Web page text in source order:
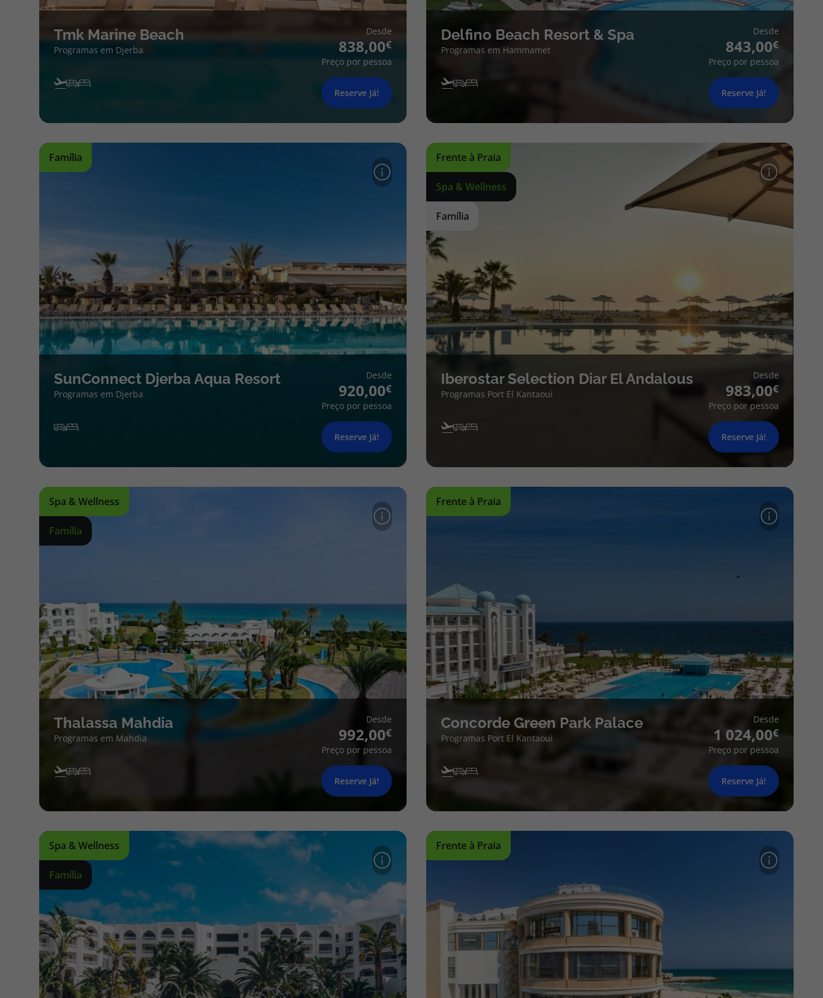
Tmk Marine Beach
Programas em Djerba
Desde
838,00
Preço por pessoa
Reserve Já!
Delfino Beach Resort & Spa
Programas em Hammamet
Desde
843,00
Preço por pessoa
Reserve Já!
Família
SunConnect Djerba Aqua Resort
Programas em Djerba
Desde
920,00
Preço por pessoa
Reserve Já!
Frente à Praia
Spa & Wellness
Família
Iberostar Selection Diar El Andalous
Programas Port El Kantaoui
Desde
983,00
Preço por pessoa
Reserve Já!
Spa & Wellness
Família
Thalassa Mahdia
Programas em Mahdia
Desde
992,00
Preço por pessoa
Reserve Já!
Frente à Praia
Concorde Green Park Palace
Programas Port El Kantaoui
Desde
1 024,00
Preço por pessoa
Reserve Já!
Spa & Wellness
Família
Frente à Praia